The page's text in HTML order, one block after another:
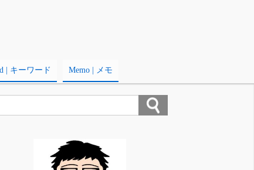
| キーワード Memo | メモ